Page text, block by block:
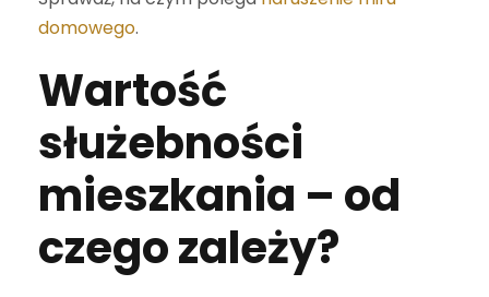
domowego.
Wartość
służebności
mieszkania – od
czego zależy?